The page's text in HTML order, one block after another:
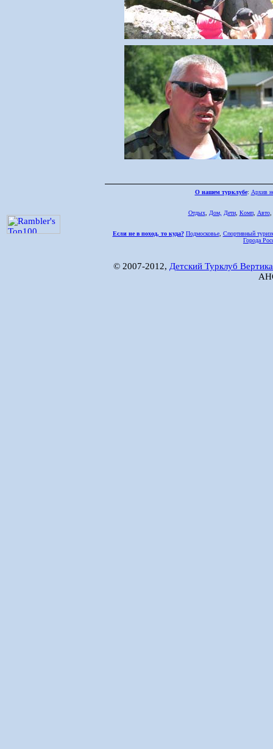
О нашем турклубе: Архив
Отдых, Дом, Дети, Комп, Авто,
Если не в поход, то куда? Подмосковье, Спортивный
Города
© 2007-2012, Детский Турклуб